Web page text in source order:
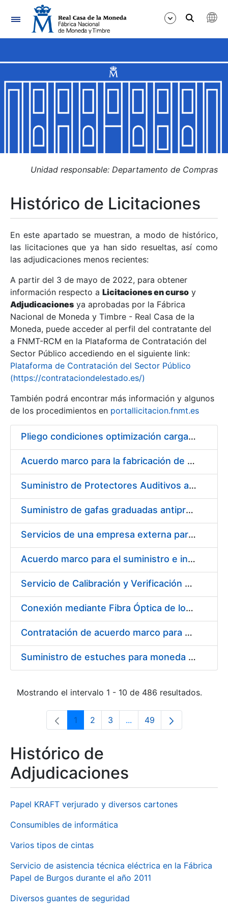
Navegación
Mostrar/Ocultar
Mostrar/Ocultar
Mostrar/Ocultar
Mostrar/Ocultar
Mostrar/Ocultar
Mostrar/Ocultar
Unidad responsable: Departamento de Compras
Histórico de Licitaciones
En este apartado se muestran, a modo de histórico,
las licitaciones que ya han sido resueltas, así como
las adjudicaciones menos recientes:
A partir del 3 de mayo de 2022, para obtener
información respecto a Licitaciones en curso y
Adjudicaciones ya aprobadas por la Fábrica
Nacional de Moneda y Timbre - Real Casa de la
Moneda, puede acceder al perfil del contratante del
a FNMT-RCM en la Plataforma de Contratación del
Sector Público accediendo en el siguiente link:
Plataforma de Contratación del Sector Público
(https://contrataciondelestado.es/)
También podrá encontrar más información y algunos
de los procedimientos en portallicitacion.fnmt.es
Pliego condiciones optimización cargas compras firmado
Acuerdo marco para la fabricación de piezas
Suministro de Protectores Auditivos a medida para las personas trabajadoras de los Centros de Trabajo de Madrid y Burgos
Suministro de gafas graduadas antiproyecciones para los trabajadores de la FNMT-RCM en los centros de trabajo de Madrid y Burgos
Servicios de una empresa externa para el asesoramiento y resolución de los recursos de alzada que se presentan relacionados con procesos de selección para la FNMT-RCM
Acuerdo marco para el suministro e instalación de persianas, estores y otros complementos
Servicio de Calibración y Verificación Externa de los Equipos de Medición del Servicio de Prevención de la FNMT-RCM
Conexión mediante Fibra Óptica de los Centros de Proceso de Datos (CPDs) de las sedes de la FNMT-RCM de Burgos y Madrid
Contratación de acuerdo marco para el Suministro de Material de Electricidad para la Fábrica Nacional de Moneda y Timbre-Real Casa de la Moneda en su centro de trabajo de Burgos
Suministro de estuches para moneda de 30 €
Mostrando el intervalo 1 - 10 de 486 resultados.
Página
1 Página
2 Página
3 ...Páginas intermedias Use
Página
49
Histórico de
Adjudicaciones
Papel KRAFT verjurado y diversos cartones
Consumibles de informática
Varios tipos de cintas
Servicio de asistencia técnica eléctrica en la Fábrica
Papel de Burgos durante el año 2011
Diversos guantes de seguridad